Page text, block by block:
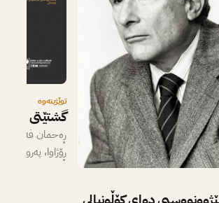
توێژینەوە
گشتێتی و
ڕۆژاوا،